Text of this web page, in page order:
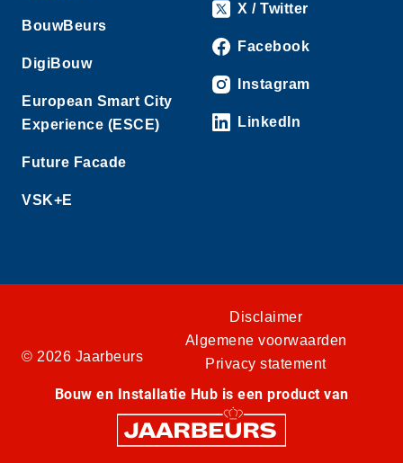
BouwBeurs
DigiBouw
European Smart City
Experience (ESCE)
Future Facade
VSK+E
X / Twitter
Facebook
Instagram
LinkedIn
© 2026 Jaarbeurs
Disclaimer
Algemene voorwaarden
Privacy statement
Bouw en Installatie Hub is een product van